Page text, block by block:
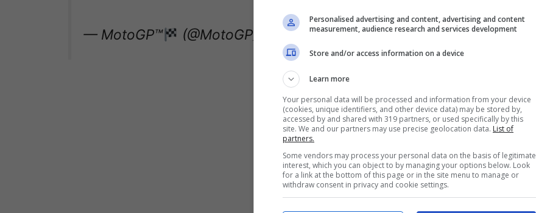
— MotoGP™ (@MotoGP) September 10, 2021
Personalised advertising and content, advertising and content
measurement, audience research and services development
Store and/or access information on a device
Learn more
Your personal data will be processed and information from your device
(cookies, unique identifiers, and other device data) may be stored by,
accessed by and shared with 319 partners, or used specifically by this
site. We and our partners may use precise geolocation data. List of
partners.
Some vendors may process your personal data on the basis of legitimate
interest, which you can object to by managing your options below. Look
for a link at the bottom of this page or in the site menu to manage or
withdraw consent in privacy and cookie settings.